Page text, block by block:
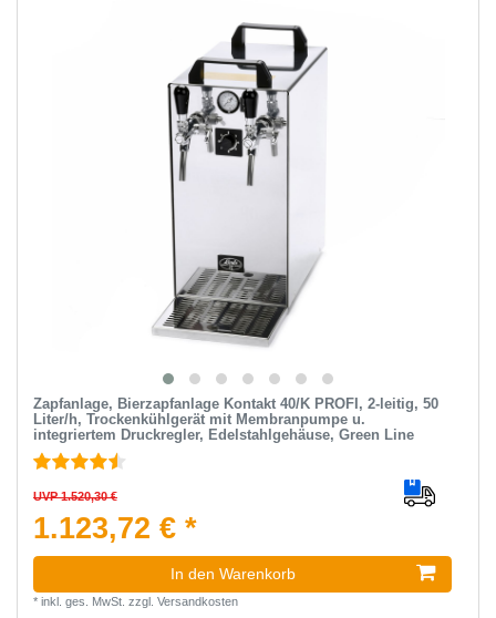
Zapfanlage, Bierzapfanlage Kontakt 40/K PROFI, 2-leitig, 50
Liter/h, Trockenkühlgerät mit Membranpumpe u.
integriertem Druckregler, Edelstahlgehäuse, Green Line
UVP 1.520,30 €
1.123,72 € *
In den Warenkorb
* inkl. ges. MwSt. zzgl. Versandkosten